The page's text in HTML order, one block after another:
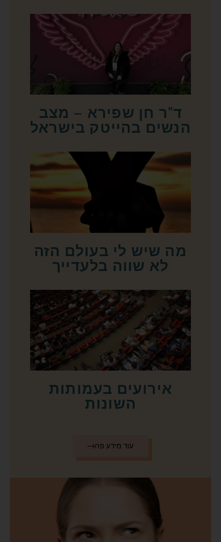
ד"ר חן שפירא – מצב
הנשים בהייטק בישראל
מה שיש לי בעולם הזה
לא שווה בלעדייך
אירועים בעמותות
השונות
עוד מידע פה